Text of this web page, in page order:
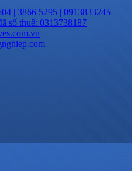
| 3866 5295 | 0913833245 |
số thuế: 0313738187